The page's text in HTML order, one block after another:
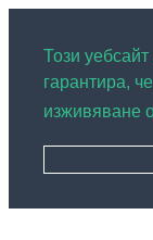
Този уебсайт
гарантира,
изживяване